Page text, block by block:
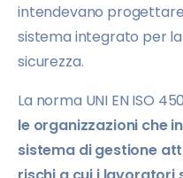
intendevano
sistema integrato per
sicurezza.
La norma UNI EN ISO
le organizzazioni che
sistema di gestione